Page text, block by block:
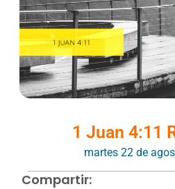
1 Juan 4:11
martes 22 de
Compartir: